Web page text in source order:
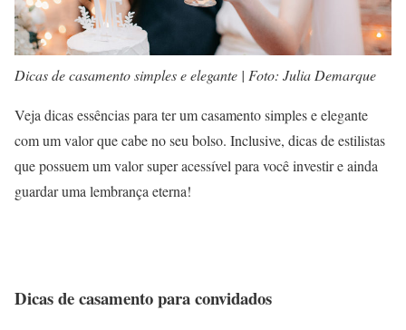
Dicas de casamento simples e elegante | Foto: Julia Demarque
Veja dicas essências para ter um casamento simples e elegante
com um valor que cabe no seu bolso. Inclusive, dicas de estilistas
que possuem um valor super acessível para você investir e ainda
guardar uma lembrança eterna!
Dicas de casamento para convidados